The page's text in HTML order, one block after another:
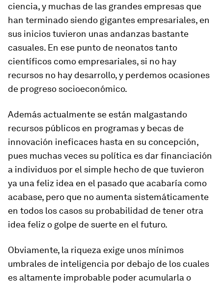
ciencia, y muchas de las grandes empresas que
han terminado siendo gigantes empresariales, en
sus inicios tuvieron unas andanzas bastante
casuales. En ese punto de neonatos tanto
científicos como empresariales, si no hay
recursos no hay desarrollo, y perdemos ocasiones
de progreso socioeconómico.
Además actualmente se están malgastando
recursos públicos en programas y becas de
innovación ineficaces hasta en su concepción,
pues muchas veces su política es dar financiación
a individuos por el simple hecho de que tuvieron
ya una feliz idea en el pasado que acabaría como
acabase, pero que no aumenta sistemáticamente
en todos los casos su probabilidad de tener otra
idea feliz o golpe de suerte en el futuro.
Obviamente, la riqueza exige unos mínimos
umbrales de inteligencia por debajo de los cuales
es altamente improbable poder acumularla o